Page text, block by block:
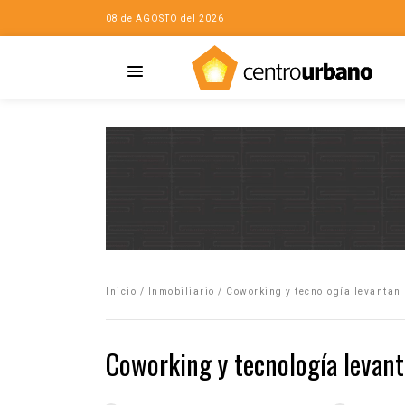
08 de AGOSTO del 2026
Inicio / Inmobiliario / Coworking y tecnología levantan
Coworking y tecnología